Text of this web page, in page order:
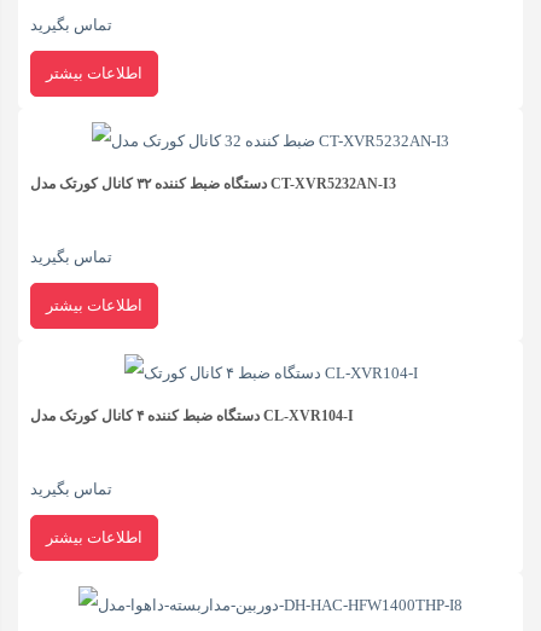
تماس بگیرید
اطلاعات بیشتر
دستگاه ضبط کننده ۳۲ کانال کورتک مدل CT-XVR5232AN-I3
تماس بگیرید
اطلاعات بیشتر
دستگاه ضبط کننده ۴ کانال کورتک مدل CL-XVR104-I
تماس بگیرید
اطلاعات بیشتر